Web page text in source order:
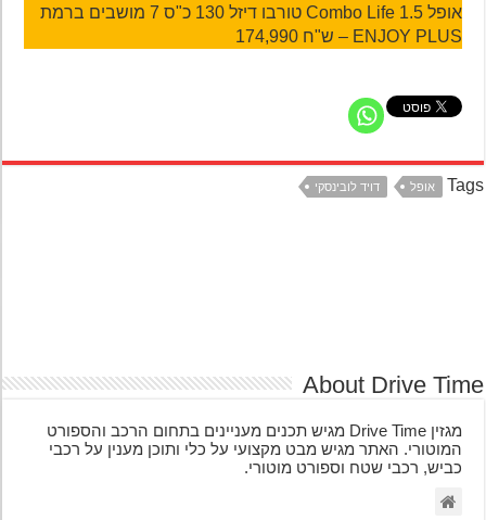
אופל Combo Life 1.5 טורבו דיזל 130 כ"ס 7 מושבים ברמת
ENJOY PLUS – ש"ח 174,990
אופל דויד לובינסקי
About Drive
מגזין Drive Time מגיש תכנים מעניינים בתחום הרכב והספורט
המוטורי. האתר מגיש מבט מקצועי על כלי ותוכן מענין על רכבי
כביש, רכבי שטח וספורט מוטורי.